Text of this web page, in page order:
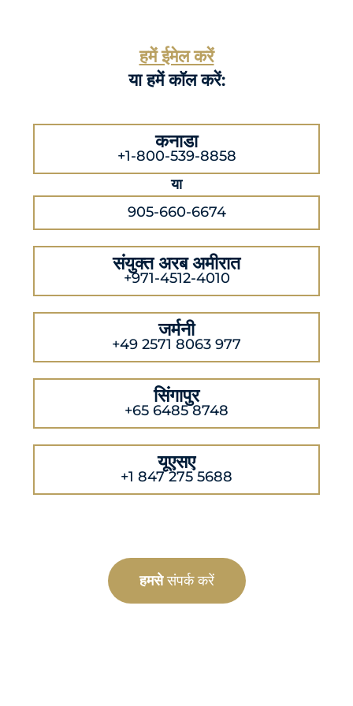
हमें ईमेल करें
या हमें कॉल करें:
कनाडा
+1-800-539-8858
या
905-660-6674
संयुक्त अरब अमीरात
+971-4512-4010
जर्मनी
+49 2571 8063 977
सिंगापुर
+65 6485 8748
यूएसए
+1 847 275 5688
हमसेसंपर्क करें